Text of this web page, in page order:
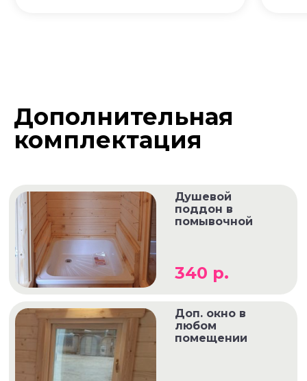
Дополнительная
комплектация
Доп. окно в
любом
помещении
340 р.
Душевой
поддон в
помывочной